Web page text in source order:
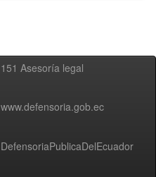
151 Asesoría legal
www.defensoria.gob.ec
DefensoriaPublicaDelEcuador